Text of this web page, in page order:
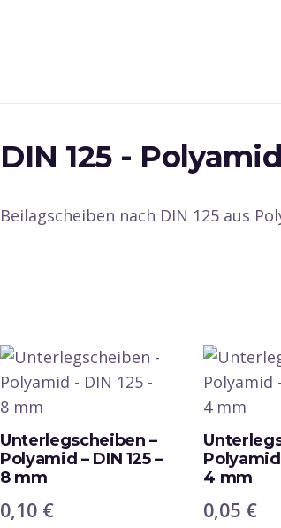
DIN 125 - Polyamid
Beilagscheiben nach DIN 125 aus
Unterlegscheiben –
Polyamid – DIN 125 –
8 mm
0,10 €
Polyamid
4 mm
0,05 €